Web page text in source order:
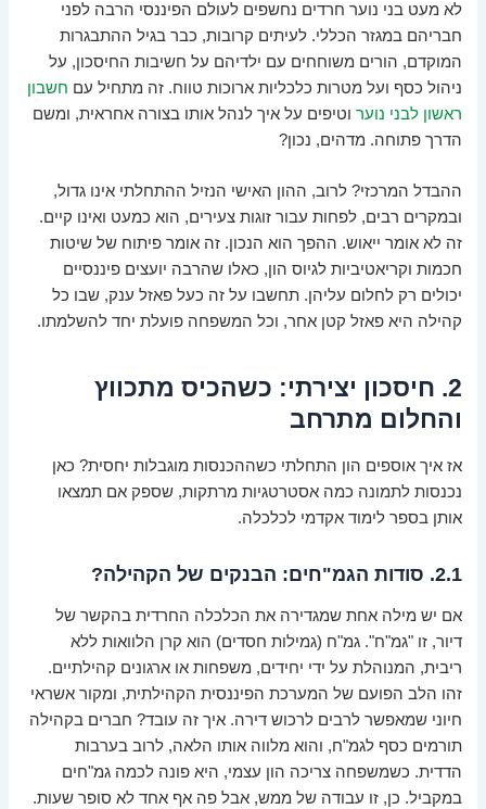
לא מעט בני נוער חרדים נחשפים לעולם הפיננסי הרבה לפני
חבריהם במגזר הכללי. לעיתים קרובות, כבר בגיל ההתבגרות
המוקדם, הורים משוחחים עם ילדיהם על חשיבות החיסכון, על
ניהול כסף ועל מטרות כלכליות ארוכות טווח. זה מתחיל עם חשבון
ראשון לבני נוער וטיפים על איך לנהל אותו בצורה אחראית, ומשם
הדרך פתוחה. מדהים, נכון?
ההבדל המרכזי? לרוב, ההון האישי הנזיל ההתחלתי אינו גדול,
ובמקרים רבים, לפחות עבור זוגות צעירים, הוא כמעט ואינו קיים.
זה לא אומר ייאוש. ההפך הוא הנכון. זה אומר פיתוח של שיטות
חכמות וקריאטיביות לגיוס הון, כאלו שהרבה יועצים פיננסיים
יכולים רק לחלום עליהן. תחשבו על זה כעל פאזל ענק, שבו כל
קהילה היא פאזל קטן אחר, וכל המשפחה פועלת יחד להשלמתו.
2. חיסכון יצירתי: כשהכיס מתכווץ
והחלום מתרחב
אז איך אוספים הון התחלתי כשההכנסות מוגבלות יחסית? כאן
נכנסות לתמונה כמה אסטרטגיות מרתקות, שספק אם תמצאו
אותן בספר לימוד אקדמי לכלכלה.
2.1. סודות הגמ"חים: הבנקים של הקהילה?
אם יש מילה אחת שמגדירה את הכלכלה החרדית בהקשר של
דיור, זו "גמ"ח". גמ"ח (גמילות חסדים) הוא קרן הלוואות ללא
ריבית, המנוהלת על ידי יחידים, משפחות או ארגונים קהילתיים.
זהו הלב הפועם של המערכת הפיננסית הקהילתית, ומקור אשראי
חיוני שמאפשר לרבים לרכוש דירה. איך זה עובד? חברים בקהילה
תורמים כסף לגמ"ח, והוא מלווה אותו הלאה, לרוב בערבות
הדדית. כשמשפחה צריכה הון עצמי, היא פונה לכמה גמ"חים
במקביל. כן, זו עבודה של ממש, אבל פה אף אחד לא סופר שעות.